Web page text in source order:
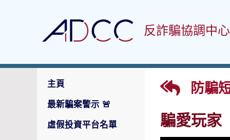
反詐騙協調中心
主頁
最新騙案警示 🚨
虛假投資平台名單
防騙
騙愛玩家